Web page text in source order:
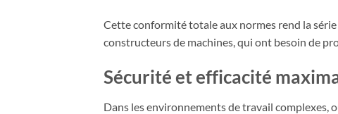
Cette conformité totale aux normes rend la
constructeurs de machines, qui ont besoin de
Sécurité et efficacité
Dans les environnements de travail complexes,